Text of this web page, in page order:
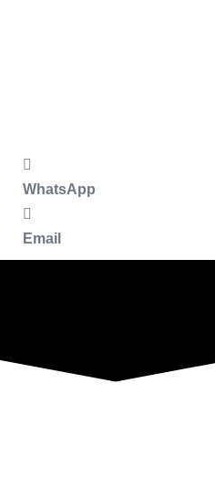
WhatsApp
Email